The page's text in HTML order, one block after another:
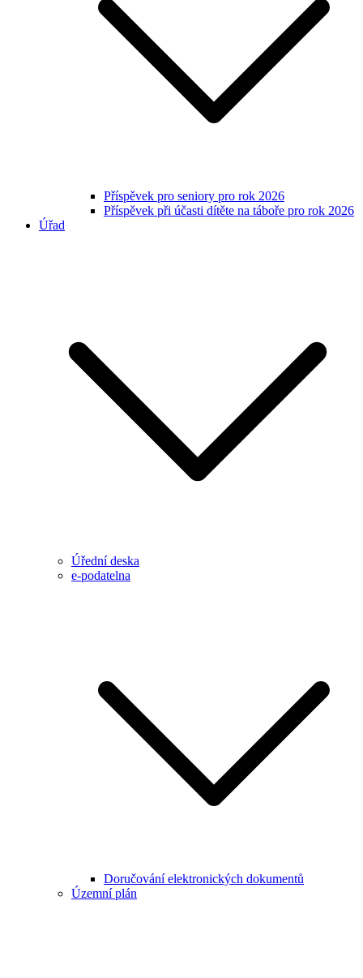
Příspěvek pro seniory pro rok 2026
Příspěvek při účasti dítěte na táboře pro rok 2026
Úřad
Úřední deska
e-podatelna
Doručování elektronických dokumentů
Územní plán